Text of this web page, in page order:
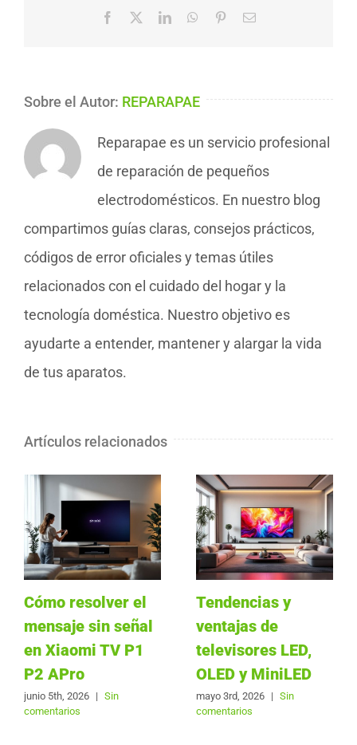
Facebook LinkedInWhatsApp
PinterestCorreo
Sobre el Autor: REPARAPAE
Reparapae es un servicio profesional
de reparación de pequeños
electrodomésticos. En nuestro blog
compartimos guías claras, consejos prácticos,
códigos de error oficiales y temas útiles
relacionados con el cuidado del hogar y la
tecnología doméstica. Nuestro objetivo es
ayudarte a entender, mantener y alargar la vida
de tus aparatos.
Artículos relacionados
Cómo resolver el
mensaje sin señal
en Xiaomi TV P1
P2 APro
junio 5th, 2026 | Sin
comentarios
Tendencias y
ventajas de
televisores LED,
OLED y MiniLED
mayo 3rd, 2026 | Sin
comentarios